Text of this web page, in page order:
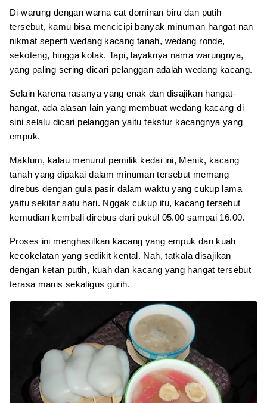
Di warung dengan warna cat dominan biru dan putih
tersebut, kamu bisa mencicipi banyak minuman hangat nan
nikmat seperti wedang kacang tanah, wedang ronde,
sekoteng, hingga kolak. Tapi, layaknya nama warungnya,
yang paling sering dicari pelanggan adalah wedang kacang.
Selain karena rasanya yang enak dan disajikan hangat-
hangat, ada alasan lain yang membuat wedang kacang di
sini selalu dicari pelanggan yaitu tekstur kacangnya yang
empuk.
Maklum, kalau menurut pemilik kedai ini, Menik, kacang
tanah yang dipakai dalam minuman tersebut memang
direbus dengan gula pasir dalam waktu yang cukup lama
yaitu sekitar satu hari. Nggak cukup itu, kacang tersebut
kemudian kembali direbus dari pukul 05.00 sampai 16.00.
Proses ini menghasilkan kacang yang empuk dan kuah
kecokelatan yang sedikit kental. Nah, tatkala disajikan
dengan ketan putih, kuah dan kacang yang hangat tersebut
terasa manis sekaligus gurih.